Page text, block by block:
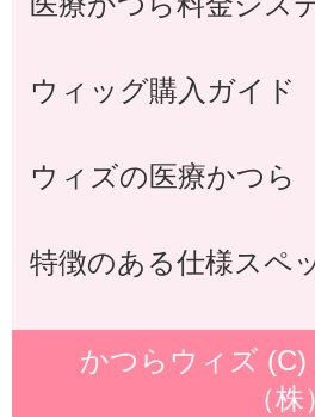
ウィッグ購入ガイド
ウィズの医療かつら
特徴のある仕様スペ
かつらウィズ (C)
（